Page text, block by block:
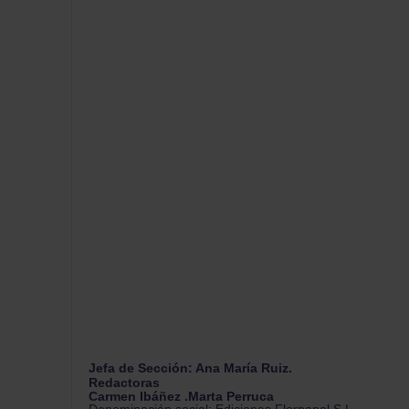
Jefa de Sección: Ana María Ruiz.
Redactoras
Carmen Ibáñez .Marta Perruca